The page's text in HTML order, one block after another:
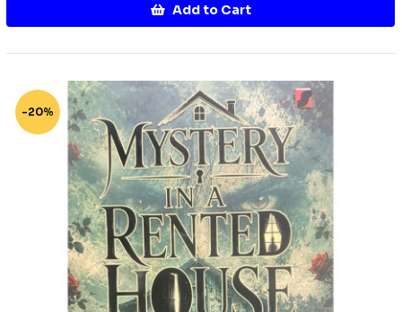
Add to Cart
-20%